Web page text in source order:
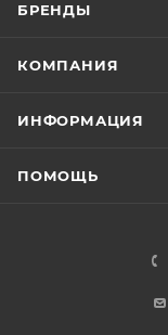
Установка
Установка
Просмотр
БРЕНДЫ
КОМПАНИЯ
ИНФОРМАЦИЯ
ПОМОЩЬ